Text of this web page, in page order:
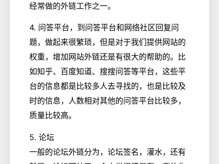
经常做的外链工作之一。
4. 问答平台，到问答平台和网络社区回复问
题，做起来很繁琐，但是对于我们提供网站的
权重，增加网站外链还是有很大的帮助的。比
如知乎、百度知道、搜搜问答等平台，这些平
台的信息都是比较多人去寻找的，也是比较及
时的信息，人数相对其他的问答平台比较多，
质量比较高。
5. 论坛
一般的论坛外链分为，论坛签名，灌水，还有